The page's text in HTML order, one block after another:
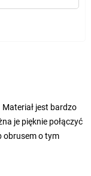
jest bardzo
je pięknie połączyć
obrusem o tym